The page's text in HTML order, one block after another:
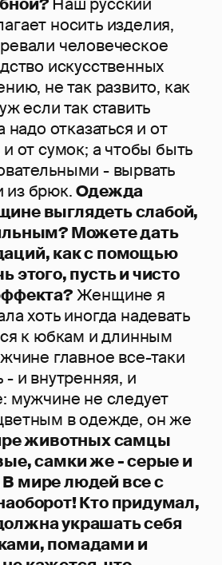
Наш русский
носить изделия,
человеческое
искусственных
не так развито, как
если так ставить
надо отказаться и от
от сумок; а чтобы быть
- вырвать
из брюк.Одежда
выглядеть слабой,
Можете дать
как с помощью
этого, пусть и чисто
Женщине я
хоть иногда надевать
к юбкам и длинным
главное все-таки
- и внутренняя, и
мужчине не следует
в одежде, он же
животных самцы
самки же - серые и
мире людей все с
Кто придумал,
украшать себя
помадами и